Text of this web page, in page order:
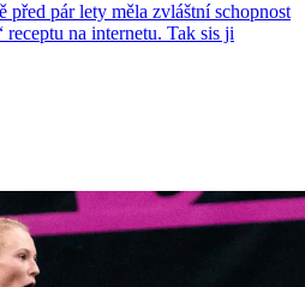
před pár lety měla zvláštní schopnost
na internetu. Tak sis ji